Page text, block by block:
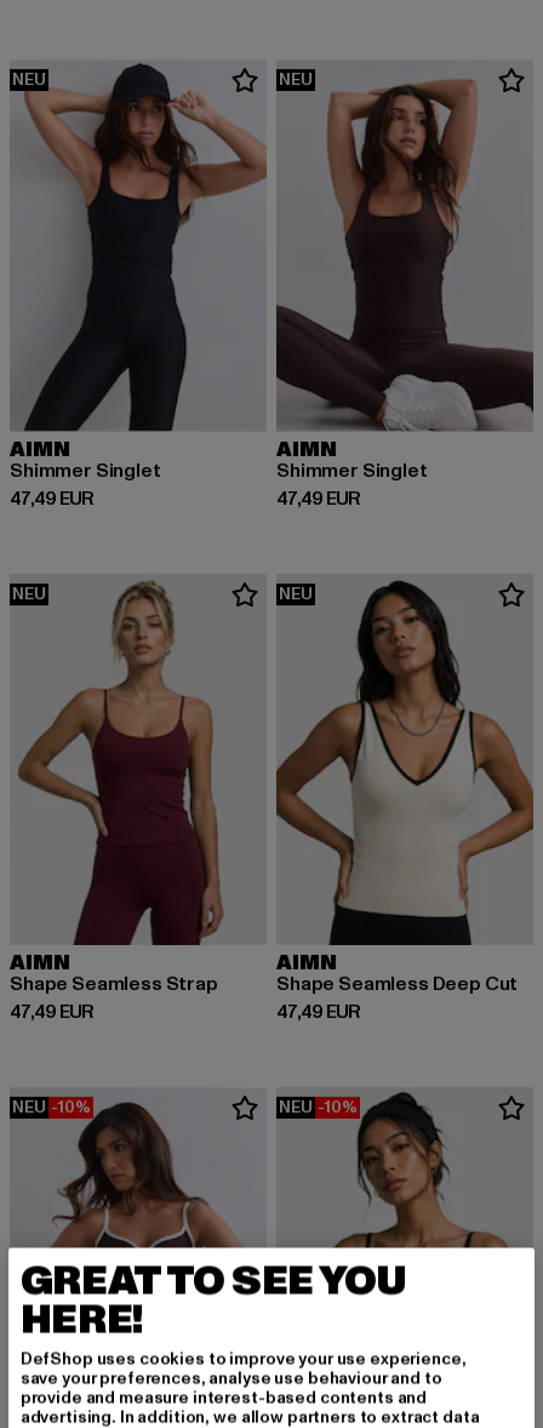
NEU
AIMN
Shimmer Singlet
47,49 EUR
Derzeitiger Preis: 47,49 EUR
NEU
AIMN
Shimmer Singlet
47,49 EUR
Derzeitiger Preis: 47,49 EUR
NEU
AIMN
Shape Seamless Strap
47,49 EUR
Derzeitiger Preis: 47,49 EUR
NEU
AIMN
Shape Seamless Deep Cut
47,49 EUR
Derzeitiger Preis: 47,49 EUR
NEU -10% NEU -10%
GREAT TO SEE YOU
HERE!
DefShop uses cookies to improve your use experience,
save your preferences, analyse use behaviour and to
provide and measure interest-based contents and
advertising. In addition, we allow partners to extract data